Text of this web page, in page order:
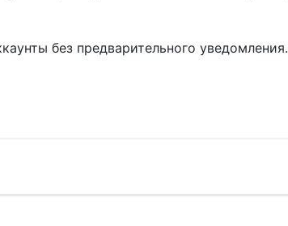
без предварительного уведомления.